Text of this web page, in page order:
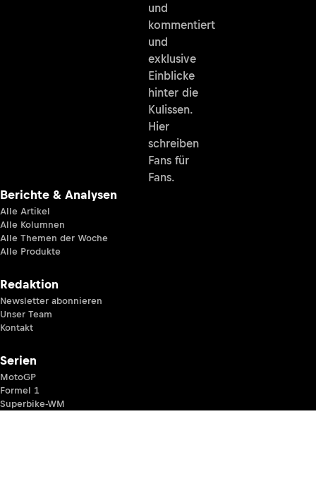
und
kommentiert
und
exklusive
Einblicke
hinter die
Kulissen.
Hier
schreiben
Fans für
Fans.
Berichte & Analysen
Alle Artikel
Alle Kolumnen
Alle Themen der Woche
Alle Produkte
Redaktion
Newsletter abonnieren
Unser Team
Kontakt
Serien
MotoGP
Formel 1
Superbike-WM